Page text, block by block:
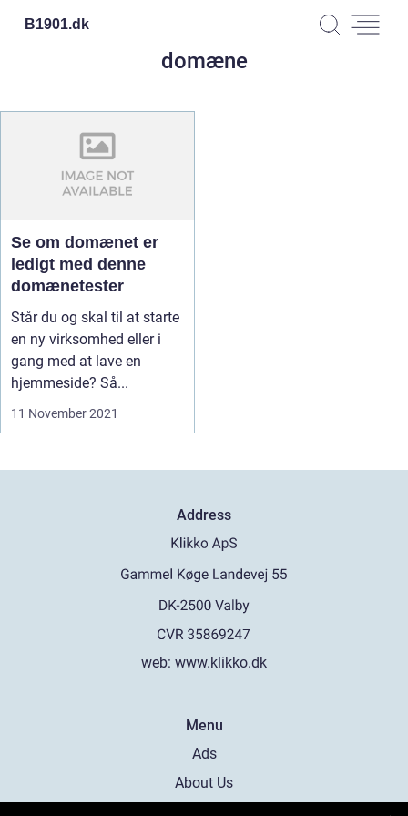
B1901.dk
domæne
Se om domænet er
ledigt med denne
domænetester
Står du og skal til at starte
en ny virksomhed eller i
gang med at lave en
hjemmeside? Så...
11 November 2021
Address
web: www.klikko.dk
Menu
Ads
About Us